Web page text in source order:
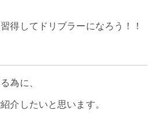
得してドリブラーになろう！！
為に、
介したいと思います。